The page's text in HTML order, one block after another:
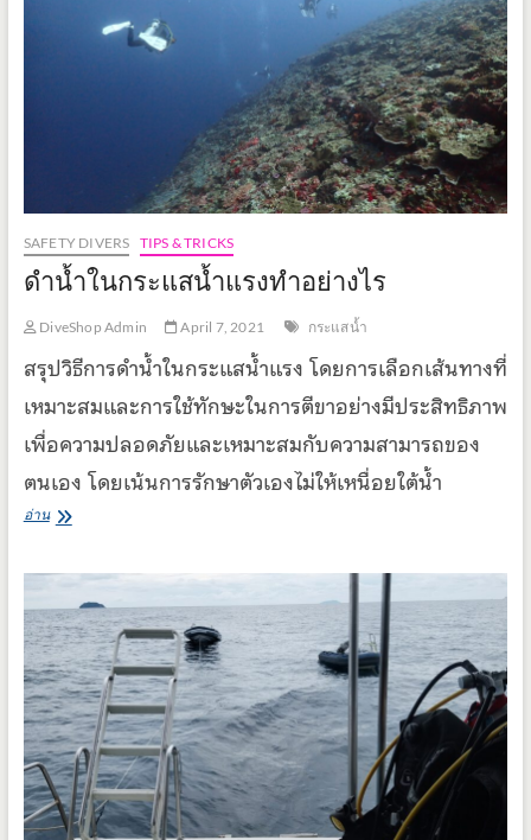
SAFETY DIVERS TIPS & TRICKS
ดำน้ำในกระแสน้ำแรงทำอย่างไร
DiveShop Admin April 7, 2021 กระแสน้ำ
สรุปวิธีการดำน้ำในกระแสน้ำแรง โดยการเลือกเส้นทางที่
เหมาะสมและการใช้ทักษะในการตีขาอย่างมีประสิทธิภาพ
เพื่อความปลอดภัยและเหมาะสมกับความสามารถของ
ตนเอง โดยเน้นการรักษาตัวเองไม่ให้เหนื่อยใต้น้ำ
อ่านดำ
น้ำ
แรง
ทำ
อย่างไร